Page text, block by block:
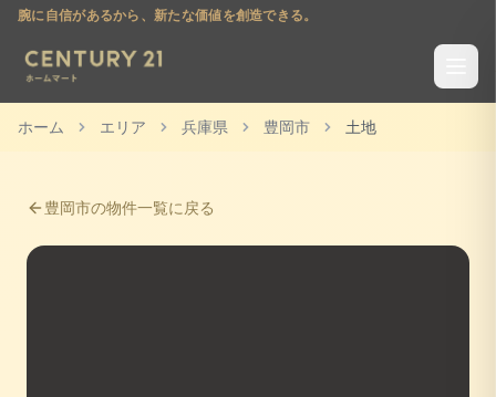
腕に自信があるから、新たな価値を創造できる。
ホーム エリア 兵庫県 豊岡市 土地
豊岡市の物件一覧に戻る